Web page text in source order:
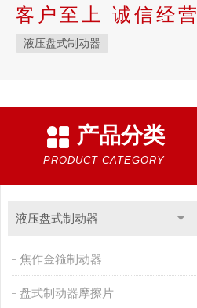
客户至上 诚信经营
液压盘式制动器
产品分类
PRODUCT CATEGORY
液压盘式制动器
焦作金箍制动器
盘式制动器摩擦片